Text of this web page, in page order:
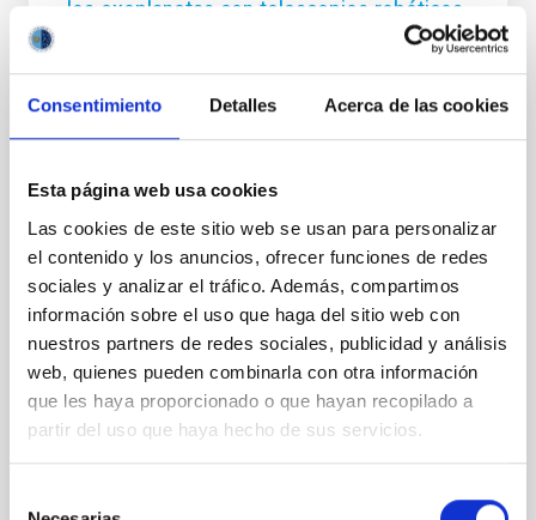
Consentimiento Detalles Acerca de las cookies
Esta página web usa cookies
Las cookies de este sitio web se usan para personalizar
el contenido y los anuncios, ofrecer funciones de redes
sociales y analizar el tráfico. Además, compartimos
información sobre el uso que haga del sitio web con
nuestros partners de redes sociales, publicidad y análisis
web, quienes pueden combinarla con otra información
que les haya proporcionado o que hayan recopilado a
partir del uso que haya hecho de sus servicios.
los exoplanetas con telescopios robóticos
STEAM para el Fomento de las Vocaciones
Deportes del Gobierno de Canarias anuncian el
educativa, Ciencia con PETeR: Investigando el
Sistema Solar y los exoplanetas con telescopios
robóticos. Esta iniciativa, dirigida a centros de
Educación Secundaria Obligatoria y Bachillerato del
archipiélago, convertirá a las aulas canarias en
auténticos centros de investigación astronómica
durante el
Fecha de publicación 17/12/2025 - 11:50:24